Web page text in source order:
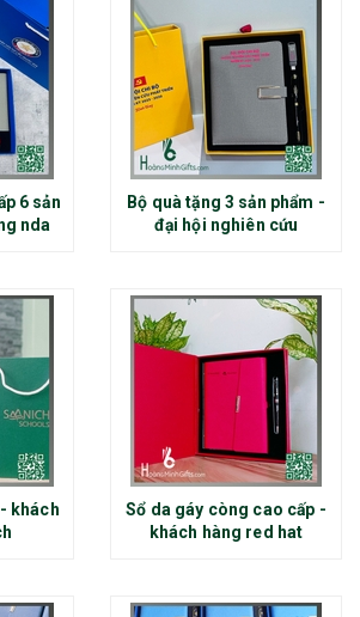
6 sản
nda
Bộ quà tặng 3 sản phẩm -
đại hội nghiên cứu
khách
Sổ da gáy còng cao cấp -
khách hàng red hat